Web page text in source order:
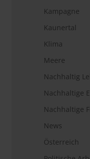
Kampagne
Kaunertal
Klima
Meere
Nachhaltig
Nachhaltige
Nachhaltige
News
Österreich